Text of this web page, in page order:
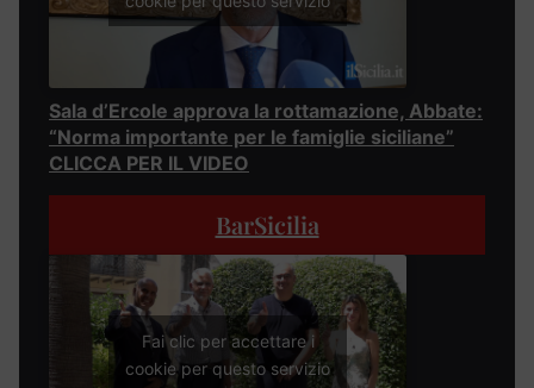
Sala d’Ercole approva la rottamazione, Abbate:
“Norma importante per le famiglie siciliane”
CLICCA PER IL VIDEO
BarSicilia
Fai clic per accettare i
cookie per questo servizio